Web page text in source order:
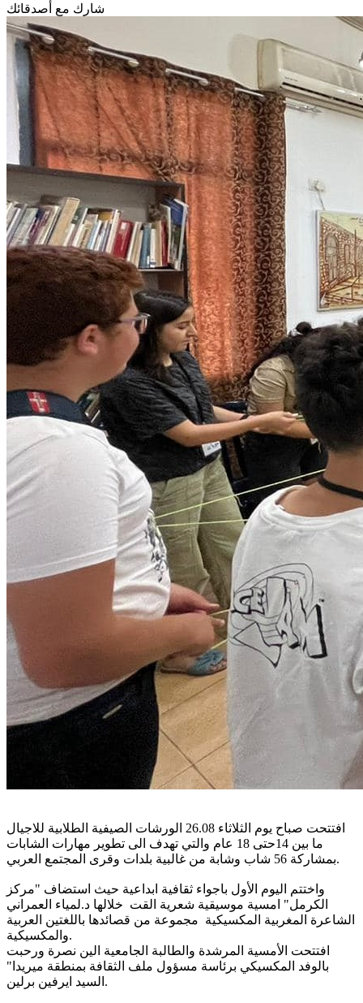
شارك مع أصدقائك
افتتحت صباح يوم الثلاثاء 26.08 الورشات الصيفية الطلابية للاجيال
ما بين 14حتى 18 عام والتي تهدف الى تطوير مهارات الشابات
بمشاركة 56 شاب وشابة من غالبية بلدات وقرى المجتمع العربي.
واختتم اليوم الأول باجواء ثقافية ابداعية حيث استضاف "مركز
الكرمل" امسية موسيقية شعرية القت خلالها د.لمياء العمراني
الشاعرة المغربية المكسيكية مجموعة من قصائدها باللغتين العربية
والمكسيكية.
افتتحت الأمسية المرشدة والطالبة الجامعية الين نصرة ورحبت
بالوفد المكسيكي برئاسة مسؤول ملف الثقافة بمنطقة ميريدا"
السيد ايرفين برلين.